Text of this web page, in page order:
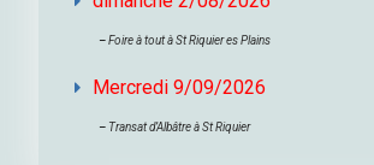
–Foire à tout à St Riquier es Plains
Mercredi 9/09/2026
– Transat d’Albâtre à St Riquier